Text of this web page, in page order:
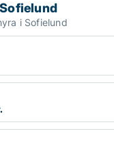
i Sofielund